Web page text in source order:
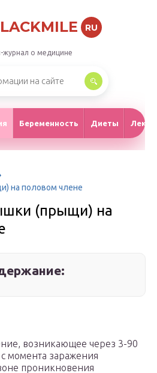
RU
журнал о медицине
Беременность Диеты
на половом члене
(прыщи) на
возникающее через 3-90
момента заражения
проникновения